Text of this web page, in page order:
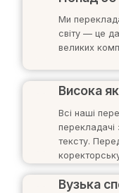
Ми
світу — це
великих
Висока
Всі наші
перекладачі
тексту.
Вузька